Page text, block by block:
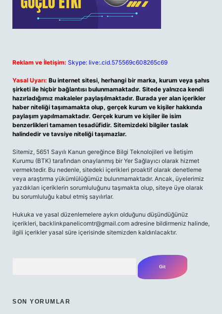
Reklam ve İletişim: Skype: live:.cid.575569c608265c69
Yasal Uyarı: Bu internet sitesi, herhangi bir marka, kurum veya şahıs
şirketi ile hiçbir bağlantısı bulunmamaktadır. Sitede yalnızca kendi
hazırladığımız makaleler paylaşılmaktadır. Burada yer alan içerikler
haber niteliği taşımamakta olup, gerçek kurum ve kişiler hakkında
paylaşım yapılmamaktadır. Gerçek kurum ve kişiler ile isim
benzerlikleri tamamen tesadüfidir. Sitemizdeki bilgiler taslak
halindedir ve tavsiye niteliği taşımazlar.
Sitemiz, 5651 Sayılı Kanun gereğince Bilgi Teknolojileri ve İletişim
Kurumu (BTK) tarafından onaylanmış bir Yer Sağlayıcı olarak hizmet
vermektedir. Bu nedenle, sitedeki içerikleri proaktif olarak denetleme
veya araştırma yükümlülüğümüz bulunmamaktadır. Ancak, üyelerimiz
yazdıkları içeriklerin sorumluluğunu taşımakta olup, siteye üye olarak
bu sorumluluğu kabul etmiş sayılırlar.
Hukuka ve yasal düzenlemelere aykırı olduğunu düşündüğünüz
içerikleri, backlinkpanelicomtr@gmail.com adresine bildirmeniz halinde,
ilgili içerikler yasal süre içerisinde sitemizden kaldırılacaktır.
SON YORUMLAR